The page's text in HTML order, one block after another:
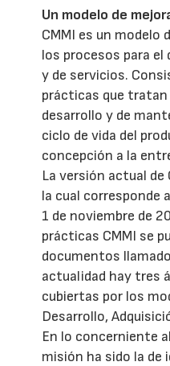
Un modelo de
CMMI es un modelo
los procesos para
y de servicios.
prácticas que
desarrollo y de
ciclo de vida del
concepción a la
La versión actual de
la cual corresponde
1 de noviembre de
prácticas CMMI se
documentos
actualidad hay tres
cubiertas por los
Desarrollo,
En lo concerniente
misión ha sido la de